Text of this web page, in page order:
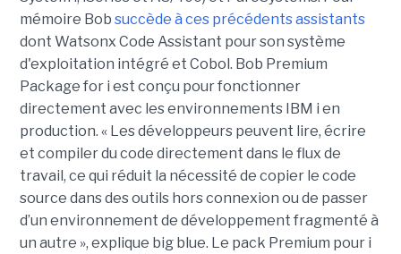
mémoire Bob succède à ces précédents assistants
dont Watsonx Code Assistant pour son système
d'exploitation intégré et Cobol. Bob Premium
Package for i est conçu pour fonctionner
directement avec les environnements IBM i en
production. « Les développeurs peuvent lire, écrire
et compiler du code directement dans le flux de
travail, ce qui réduit la nécessité de copier le code
source dans des outils hors connexion ou de passer
d’un environnement de développement fragmenté à
un autre », explique big blue. Le pack Premium pour i